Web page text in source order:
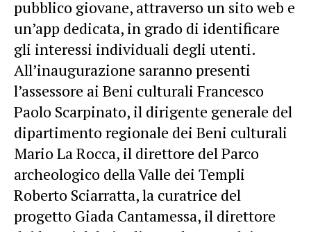
pubblico giovane, attraverso un sito web e
un’app dedicata, in grado di identificare
gli interessi individuali degli utenti.
All’inaugurazione saranno presenti
l’assessore ai Beni culturali Francesco
Paolo Scarpinato, il dirigente generale del
dipartimento regionale dei Beni culturali
Mario La Rocca, il direttore del Parco
archeologico della Valle dei Templi
Roberto Sciarratta, la curatrice del
progetto Giada Cantamessa, il direttore